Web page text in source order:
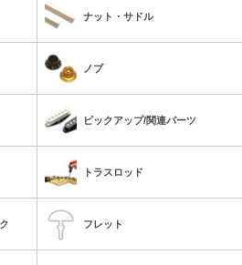
ナット・サドル
ノブ
ピックアップ/関連パーツ
トラスロッド
フレット